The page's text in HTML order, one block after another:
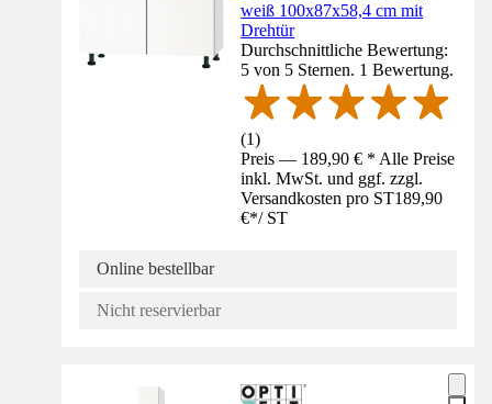
weiß 100x87x58,4 cm mit
Drehtür
Durchschnittliche Bewertung:
5 von 5 Sternen. 1 Bewertung.
(1)
Preis — 189,90 € * Alle Preise
inkl. MwSt. und ggf. zzgl.
Versandkosten pro ST189,90
€*/ ST
Online bestellbar
Nicht reservierbar